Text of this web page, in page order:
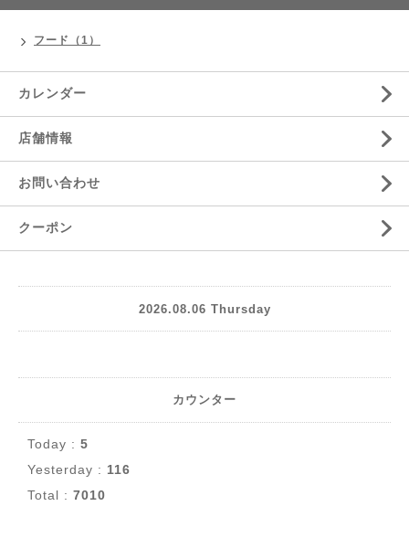
フード（1）
カレンダー
店舗情報
お問い合わせ
クーポン
2026.08.06 Thursday
カウンター
Today : 5
Yesterday : 116
Total : 7010